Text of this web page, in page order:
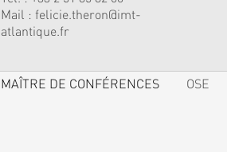
Mail : felicie.theron@imt-
atlantique.fr
MAÎTRE DE CONFÉRENCES OSE